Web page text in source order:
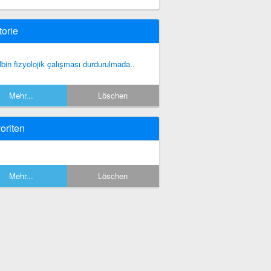
fizyolojik çalışması durdurulmada..
Mehr... Löschen
Mehr... Löschen